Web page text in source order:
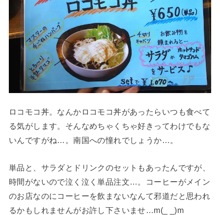
ロコモコ丼。なんかロコモコ丼があったらいつも食べて
る気がします。そんなめちゃくちゃ好きってわけでもな
いんですがね…。南国への憧れでしょうか…。
単品と、サラダとドリンクのセットもあったんですが、
時間がないので泣く泣く単品注文…。コーヒーがメイン
のお店なのにコーヒーを飲まないなんて邪道だと思われ
るかもしれませんがお許し下さいませ…m(_ _)m